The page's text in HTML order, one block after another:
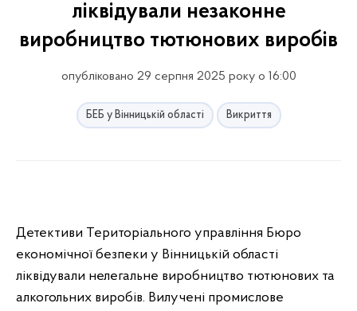
ліквідували незаконне
виробництво тютюнових виробів
опубліковано 29 серпня 2025 року о 16:00
БЕБ у Вінницькій області Викриття
Детективи Територіального управління Бюро
економічної безпеки у Вінницькій області
ліквідували нелегальне виробництво тютюнових та
алкогольних виробів. Вилучені промислове